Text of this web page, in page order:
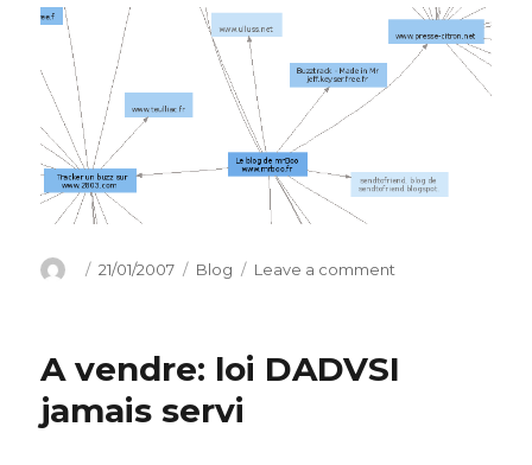
Author
Posted
21/01/2007 Categories
Blog Leave a comment
A vendre: loi DADVSI
jamais servi